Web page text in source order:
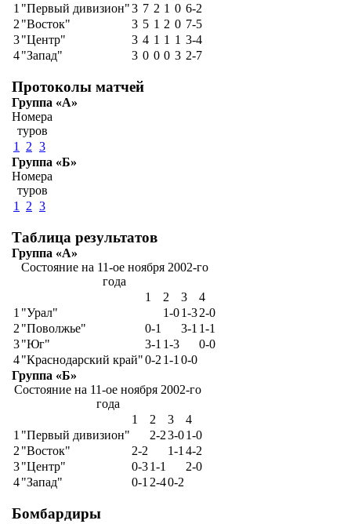
1 "Первый дивизион"3 7 2 1 0 6-2
2 "Восток" 3 5 1 2 0 7-5
3"Центр" 3 4 1 1 1 3-4
4"Запад" 3 0 0 0 3 2-7
Протоколы матчей
Группа «А»
Номера
туров
1
2 3
Группа «Б»
Номера
туров
1
2 3
Таблица результатов
Группа «А»
Состояние на 11-ое ноября 2002-го
года
1
2 3
4
1 "Урал" 1-01-32-0
2 "Поволжье" 0-1 3-1 1-1
3"Юг" 3-1 1-3
0-0
4"Краснодарский край"0-2 1-1 0-0
Группа «Б»
Состояние на 11-ое ноября 2002-го
года
1
2 3
4
1 "Первый дивизион" 2-23-01-0
2 "Восток" 2-2 1-1 4-2
3"Центр" 0-31-1
2-0
4"Запад" 0-1 2-40-2
Бомбардиры